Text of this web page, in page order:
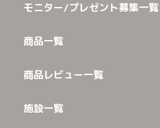
モニター/プレゼント募集一覧
商品一覧
商品レビュー一覧
施設一覧